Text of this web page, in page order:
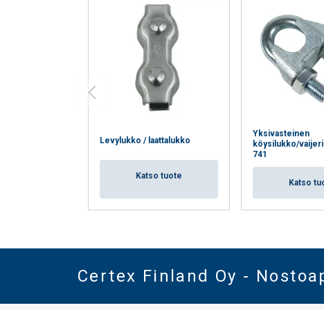
Levylukko / laattalukko
Katso tuote
Yksivasteinen
köysilukko/
741
Katso
Certex Finland Oy -